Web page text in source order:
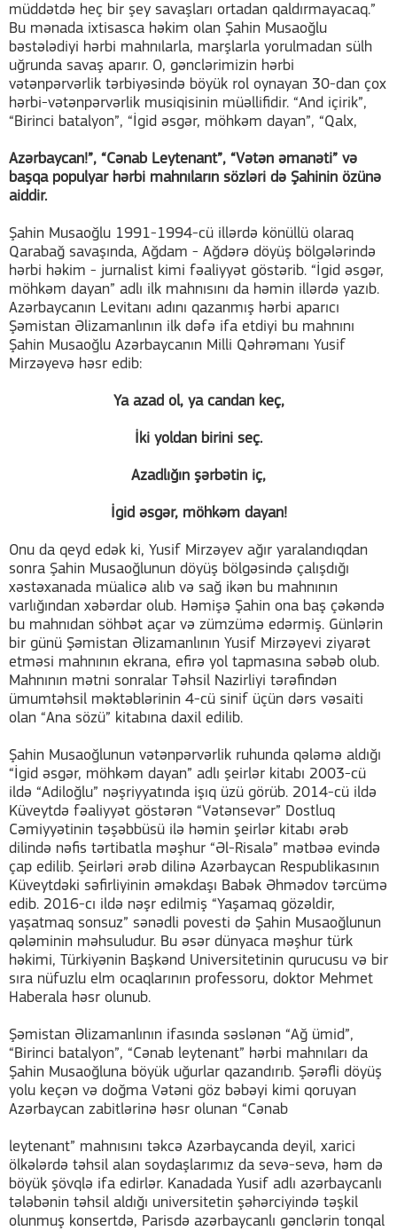
müddətdə heç bir şey savaşları ortadan qaldırmayacaq.”
Bu mənada ixtisasca həkim olan Şahin Musaoğlu
bəstələdiyi hərbi mahnılarla, marşlarla yorulmadan sülh
uğrunda savaş aparır. O, gənclərimizin hərbi
vətənpərvərlik tərbiyəsində böyük rol oynayan 30-dan çox
hərbi-vətənpərvərlik musiqisinin müəllifidir. “And içirik”,
“Birinci batalyon”, “İgid əsgər, möhkəm dayan”, “Qalx,
Azərbaycan!”, “Cənab Leytenant”, “Vətən əmanəti” və
başqa populyar hərbi mahnıların sözləri də Şahinin özünə
aiddir.
Şahin Musaoğlu 1991-1994-cü illərdə könüllü olaraq
Qarabağ savaşında, Ağdam - Ağdərə döyüş bölgələrində
hərbi həkim - jurnalist kimi fəaliyyət göstərib. “İgid əsgər,
möhkəm dayan” adlı ilk mahnısını da həmin illərdə yazıb.
Azərbaycanın Levitanı adını qazanmış hərbi aparıcı
Şəmistan Əlizamanlının ilk dəfə ifa etdiyi bu mahnını
Şahin Musaoğlu Azərbaycanın Milli Qəhrəmanı Yusif
Mirzəyevə həsr edib:
Ya azad ol, ya candan keç,
İki yoldan birini seç.
Azadlığın şərbətin iç,
İgid əsgər, möhkəm dayan!
Onu da qeyd edək ki, Yusif Mirzəyev ağır yaralandıqdan
sonra Şahin Musaoğlunun döyüş bölgəsində çalışdığı
xəstəxanada müalicə alıb və sağ ikən bu mahnının
varlığından xəbərdar olub. Həmişə Şahin ona baş çəkəndə
bu mahnıdan söhbət açar və zümzümə edərmiş. Günlərin
bir günü Şəmistan Əlizamanlının Yusif Mirzəyevi ziyarət
etməsi mahnının ekrana, efirə yol tapmasına səbəb olub.
Mahnının mətni sonralar Təhsil Nazirliyi tərəfindən
ümumtəhsil məktəblərinin 4-cü sinif üçün dərs vəsaiti
olan “Ana sözü” kitabına daxil edilib.
Şahin Musaoğlunun vətənpərvərlik ruhunda qələmə aldığı
“İgid əsgər, möhkəm dayan” adlı şeirlər kitabı 2003-cü
ildə “Adiloğlu” nəşriyyatında işıq üzü görüb. 2014-cü ildə
Küveytdə fəaliyyət göstərən “Vətənsevər” Dostluq
Cəmiyyətinin təşəbbüsü ilə həmin şeirlər kitabı ərəb
dilində nəfis tərtibatla məşhur “Əl-Risalə” mətbəə evində
çap edilib. Şeirləri ərəb dilinə Azərbaycan Respublikasının
Küveytdəki səfirliyinin əməkdaşı Babək Əhmədov tərcümə
edib. 2016-cı ildə nəşr edilmiş “Yaşamaq gözəldir,
yaşatmaq sonsuz” sənədli povesti də Şahin Musaoğlunun
qələminin məhsuludur. Bu əsər dünyaca məşhur türk
həkimi, Türkiyənin Başkənd Universitetinin qurucusu və bir
sıra nüfuzlu elm ocaqlarının professoru, doktor Mehmet
Haberala həsr olunub.
Şəmistan Əlizamanlının ifasında səslənən “Ağ ümid”,
“Birinci batalyon”, “Cənab leytenant” hərbi mahnıları da
Şahin Musaoğluna böyük uğurlar qazandırıb. Şərəfli döyüş
yolu keçən və doğma Vətəni göz bəbəyi kimi qoruyan
Azərbaycan zabitlərinə həsr olunan “Cənab
leytenant” mahnısını təkcə Azərbaycanda deyil, xarici
ölkələrdə təhsil alan soydaşlarımız da sevə-sevə, həm də
böyük şövqlə ifa edirlər. Kanadada Yusif adlı azərbaycanlı
tələbənin təhsil aldığı universitetin şəhərciyində təşkil
olunmuş konsertdə, Parisdə azərbaycanlı gənclərin tonqal